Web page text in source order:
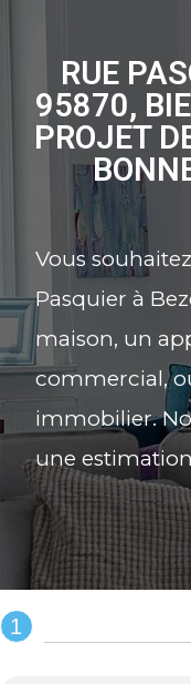
RUE
95870,
PROJET
Vous
Pasquier à
maison, un
commercial,
immobilier.
une
REMPLIR
1